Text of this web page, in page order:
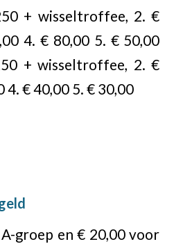
+ wisseltroffee, 2. €
4. € 80,00 5. € 50,00
+ wisseltroffee, 2. €
4. € 40,00 5. € 30,00
groep en € 20,00 voor